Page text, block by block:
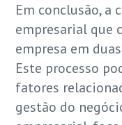
Em conclusão, a
empresarial que
empresa em
Este processo
fatores
gestão do